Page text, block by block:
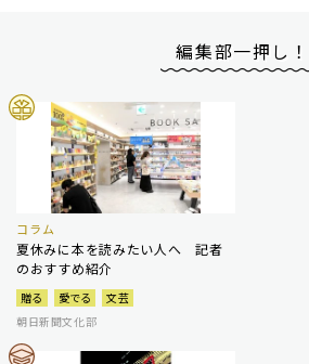
編集部一押し！
コラム
夏休みに本を読みたい人へ 記者
のおすすめ紹介
贈る 愛でる
文芸
朝日新聞文化部